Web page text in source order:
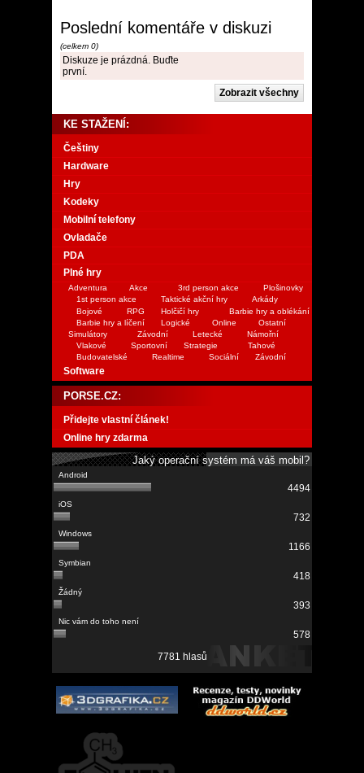
Poslední komentáře v diskuzi
(celkem 0)
Diskuze je prázdná. Buďte
první.
KE STAŽENÍ:
Češtiny
Hardware
Hry
Kodeky
Mobilní telefony
Ovladače
PDA
Plné hry
Adventura Akce 3rd person akce
Plošinovky
1st person akce
Taktické akční hry
Arkády
Bojové
RPG Holčičí hry
Barbie hry a oblékání
Barbie hry a líčení
Logické Online
Ostatní
Simulátory
Závodní Letecké
Námořní
Vlakové
Sportovní Strategie
Tahové
Budovatelské
Realtime Sociální Závodní
Software
PORSE.CZ:
Přidejte vlastní článek!
Online hry zdarma
Jaký operační systém má váš mobil?
4494
732
1166
418
393
578
7781 hlasů